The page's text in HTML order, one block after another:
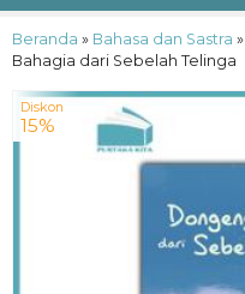
Beranda » Bahasa dan Sastra »
Bahagia dari Sebelah Telinga
Diskon
15%